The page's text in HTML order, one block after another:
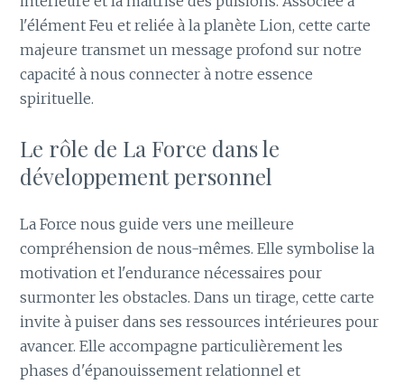
l'élément Feu et reliée à la planète Lion, cette carte
majeure transmet un message profond sur notre
capacité à nous connecter à notre essence
spirituelle.
Le rôle de La Force dans le
développement personnel
La Force nous guide vers une meilleure
compréhension de nous-mêmes. Elle symbolise la
motivation et l'endurance nécessaires pour
surmonter les obstacles. Dans un tirage, cette carte
invite à puiser dans ses ressources intérieures pour
avancer. Elle accompagne particulièrement les
phases d'épanouissement relationnel et